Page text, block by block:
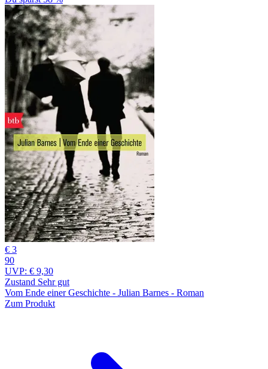
€ 3
90
UVP: € 9,30
Zustand Sehr gut
Vom Ende einer Geschichte - Julian Barnes - Roman
Zum Produkt